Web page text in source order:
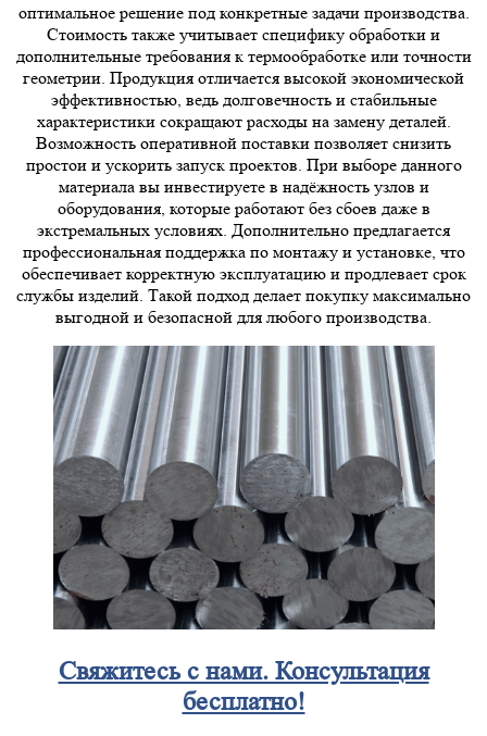
оптимальное решение под конкретные задачи производства.
Стоимость также учитывает специфику обработки и
дополнительные требования к термообработке или точности
геометрии. Продукция отличается высокой экономической
эффективностью, ведь долговечность и стабильные
характеристики сокращают расходы на замену деталей.
Возможность оперативной поставки позволяет снизить
простои и ускорить запуск проектов. При выборе данного
материала вы инвестируете в надёжность узлов и
оборудования, которые работают без сбоев даже в
экстремальных условиях. Дополнительно предлагается
профессиональная поддержка по монтажу и установке, что
обеспечивает корректную эксплуатацию и продлевает срок
службы изделий. Такой подход делает покупку максимально
выгодной и безопасной для любого производства.
Свяжитесь с нами. Консультация
бесплатно!